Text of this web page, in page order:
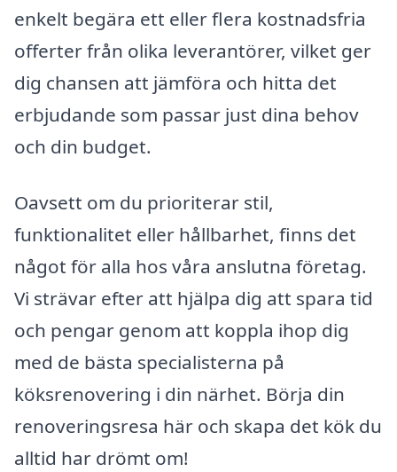
enkelt begära ett eller flera kostnadsfria
offerter från olika leverantörer, vilket ger
dig chansen att jämföra och hitta det
erbjudande som passar just dina behov
och din budget.
Oavsett om du prioriterar stil,
funktionalitet eller hållbarhet, finns det
något för alla hos våra anslutna företag.
Vi strävar efter att hjälpa dig att spara tid
och pengar genom att koppla ihop dig
med de bästa specialisterna på
köksrenovering i din närhet. Börja din
renoveringsresa här och skapa det kök du
alltid har drömt om!